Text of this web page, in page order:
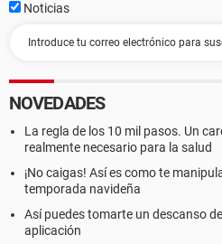
Noticias
NOVEDADES
La regla de los 10 mil pasos. Un
realmente necesario para la salud
¡No caigas! Así es como te
temporada navideña
Así puedes tomarte un descanso
aplicación